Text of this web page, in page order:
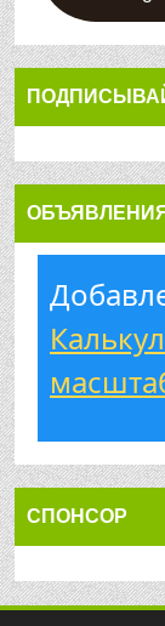
ОБЪЯВЛЕНИЯ
СПОНСОР